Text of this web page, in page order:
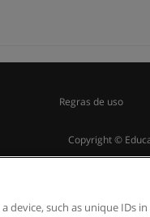
Regras de uso
Copyright ©
device, such as unique IDs in